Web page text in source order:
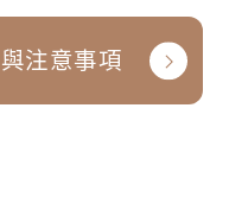
注意事項